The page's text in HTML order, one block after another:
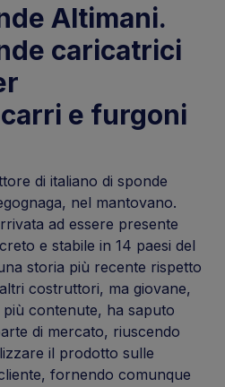
Altimani.
caricatrici
e furgoni
di italiano di sponde
nel mantovano.
ad essere presente
e stabile in 14 paesi del
storia più recente rispetto
costruttori, ma giovane,
più contenute, ha saputo
di mercato, riuscendo
il prodotto sulle
fornendo comunque